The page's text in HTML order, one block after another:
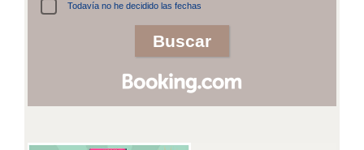
Todavía no he decidido las fechas